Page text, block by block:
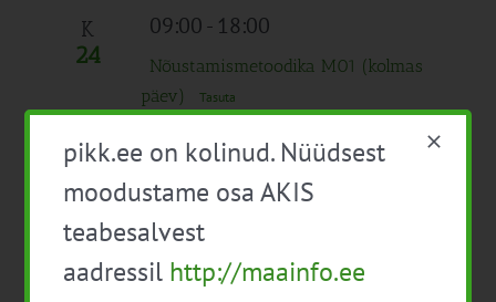
K
24
09:00- 18:00
Nõustamismetoodika M01 (kolmas
päev)
Tasuta
09:30-12:00
EPKK infopäev “Säästlik taimekaitse
Tasuta
10:00-15:00
pikk.ee on kolinud. Nüüdsest
moodustame osa AKIS
teabesalvest
aadressil http://maainfo.ee